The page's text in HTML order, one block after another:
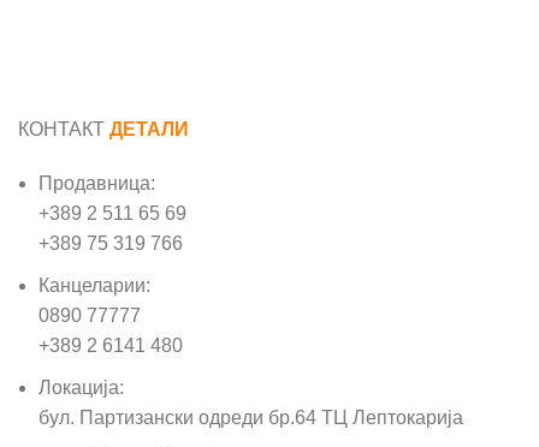
КОНТАКТ ДЕТАЛИ
Продавница:
+389 2 511 65 69
+389 75 319 766
Канцеларии:
0890 77777
+389 2 6141 480
Локација:
бул. Партизански одреди бр.64 ТЦ Лептокарија